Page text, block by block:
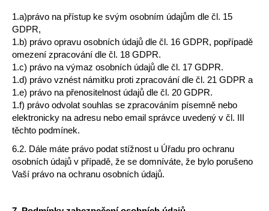
1.a)právo na přístup ke svým osobním údajům dle čl. 15
GDPR,
1.b) právo opravu osobních údajů dle čl. 16 GDPR, popřípadě
omezení zpracování dle čl. 18 GDPR.
1.c) právo na výmaz osobních údajů dle čl. 17 GDPR.
1.d) právo vznést námitku proti zpracování dle čl. 21 GDPR a
1.e) právo na přenositelnost údajů dle čl. 20 GDPR.
1.f) právo odvolat souhlas se zpracováním písemně nebo
elektronicky na adresu nebo email správce uvedený v čl. III
těchto podmínek.
6.2. Dále máte právo podat stížnost u Úřadu pro ochranu
osobních údajů v případě, že se domníváte, že bylo porušeno
Vaší právo na ochranu osobních údajů.